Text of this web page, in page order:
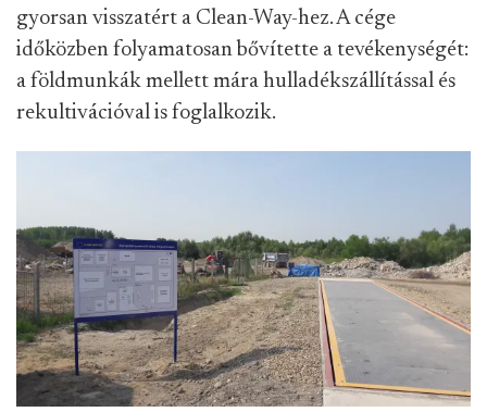
gyorsan visszatért a Clean-Way-hez. A cége
időközben folyamatosan bővítette a tevékenységét:
a földmunkák mellett mára hulladékszállítással és
rekultivációval is foglalkozik.